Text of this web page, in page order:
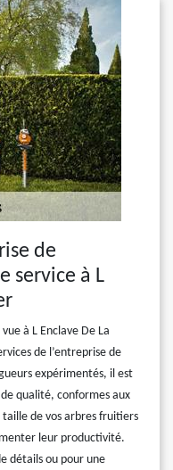
de
service à L
à L Enclave De La
de l’entreprise de
expérimentés, il est
qualité, conformes aux
taille de vos arbres fruitiers
leur productivité.
détails ou pour une